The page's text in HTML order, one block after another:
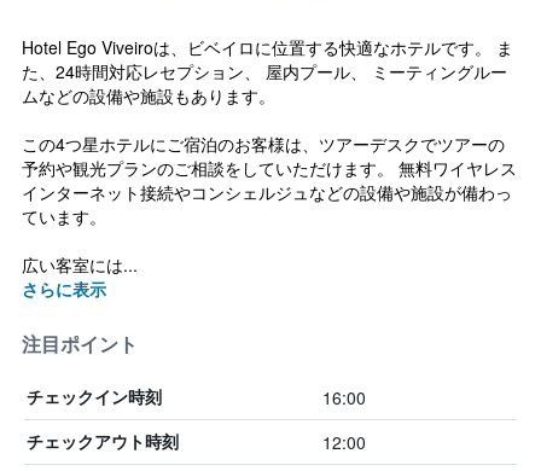
Hotel Ego Viveiroは、ビベイロに位置する快適なホテルです。 ま
た、24時間対応レセプション、 屋内プール、 ミーティングルー
ムなどの設備や施設もあります。
この4つ星ホテルにご宿泊のお客様は、ツアーデスクでツアーの
予約や観光プランのご相談をしていただけます。 無料ワイヤレス
インターネット接続やコンシェルジュなどの設備や施設が備わっ
ています。
広い客室には...
さらに表示
注目ポイント
チェックイン時刻 16:00
チェックアウト時刻
12:00